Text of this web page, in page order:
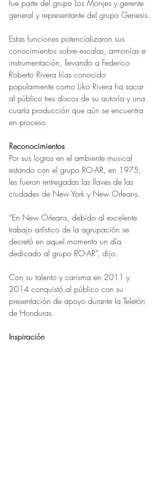
fue parte del grupo Los Monjes y gerente
general y representante del grupo Genesis.
Estas funciones potencializaron sus
conocimientos sobre escalas, armonías e
instrumentación, llevando a Federico
Roberto Rivera Irías conocido
popularmente como Liko Rivera ha sacar
al público tres discos de su autoría y una
cuarta producción que aún se encuentra
en proceso.
Reconocimientos
Por sus logros en el ambiente musical
estando con el grupo RO-AR, en 1975,
les fueron entregadas las llaves de las
ciudades de New York y New Orleans.
“En New Orleans, debido al excelente
trabajo artístico de la agrupación se
decretó en aquel momento un día
dedicado al grupo RO-AR”, dijo.
Con su talento y carisma en 2011 y
2014 conquistó al público con su
presentación de apoyo durante la Teletón
de Honduras.
Inspiración